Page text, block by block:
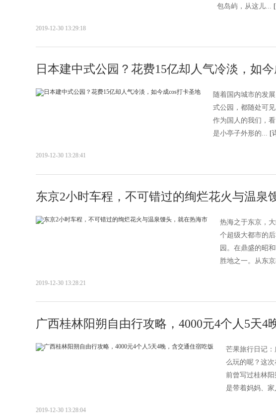
包岛屿，从这儿...
2019-12-30 13:29:18
日本建中式公园？花费15亿却人气冷淡，如
随着国内城市的发
式公园，都随处可
作为国人的我们，
是小亭子外形的... [
2019-12-30 13:28:41
东京2小时车程，不可错过的绚烂花火与温泉
热海之于东京，
个超级大都市的
园。在鼎盛的昭
胜地之一。从东
2019-12-30 13:28:21
广西桂林阳朔自由行攻略，4000元4个人5天4
芒果旅行日记
么玩的呢？这
前曾写过桂林
是带着妈妈、家
2019-12-30 13:28:04